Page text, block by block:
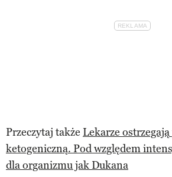
Przeczytaj także Lekarze
ketogeniczną. Pod względem
dla organizmu jak Dukana